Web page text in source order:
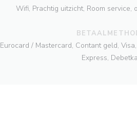
Wifi, Prachtig uitzicht, Room service,
Eurocard / Mastercard, Contant geld,
Express,